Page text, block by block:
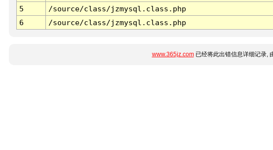
5
/source/class/jzmysql.class.php
6
/source/class/jzmysql.class.php
www.365jz.com已经将此出错信息详细记录,